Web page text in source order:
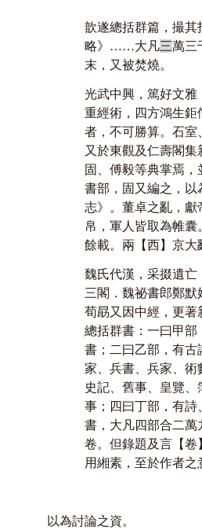
歆遂總括群篇，撮其
略》……大凡三萬三
末，又被焚燒。
光武中興，篤好文雅
重經術，四方鴻生鉅
者，不可勝算。石室
又於東觀及仁壽閣集
固、傅毅等典掌焉，
書部，固又編之，以
志》。董卓之亂，獻
帛，軍人皆取為帷
餘載。兩【西】京大
魏氏代漢，采掇遺亡
三閣．魏祕書郎鄭默
荀勗又因中經，更著
總括群書：一曰甲部
書；二曰乙部，有古
家、兵書、兵家、術
史記、舊事、皇覽、
事；四曰丁部，有詩
書，大凡四部合二萬
卷。但錄題及言【卷
用緗素，至於作者之
以為討論之資。